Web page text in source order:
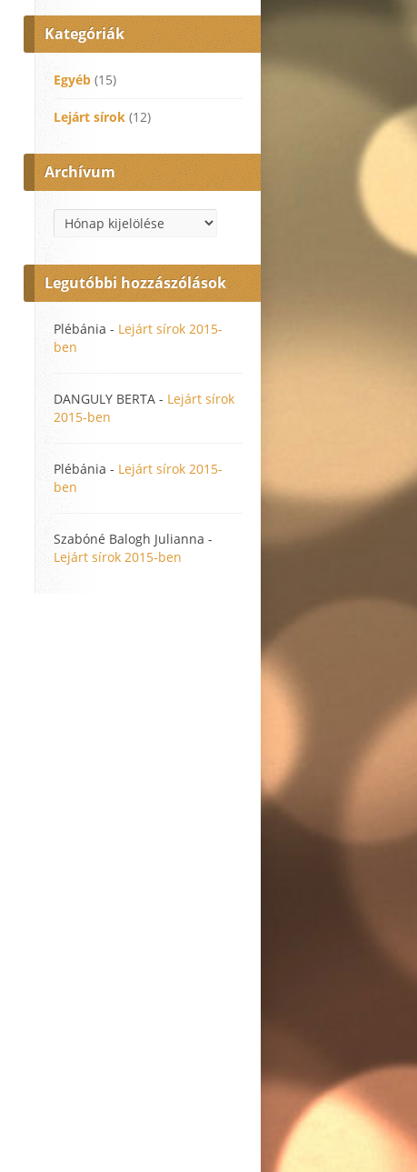
Kategóriák
Egyéb (15)
Lejárt sírok (12)
Archívum
Archívum
Legutóbbi hozzászólások
Plébánia - Lejárt sírok 2015-
ben
DANGULY BERTA - Lejárt sírok
2015-ben
Plébánia - Lejárt sírok 2015-
ben
Szabóné Balogh Julianna -
Lejárt sírok 2015-ben